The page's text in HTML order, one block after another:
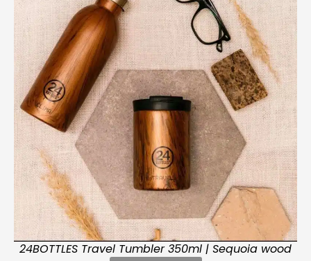
24BOTTLES Travel Tumbler 350ml | Sequoia wood